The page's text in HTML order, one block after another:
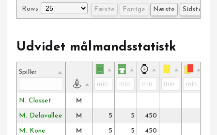
Mehdi Boukamir 10 1 179
M. Nzita F 22 1686
J. Petris 5 4
Rows Første Forrige Næste Sidste
Udvidet målmandsstatistk
Spiller
N. Closset M
M. Delavallee M 5 5 450
M. Kone M 5 5 450